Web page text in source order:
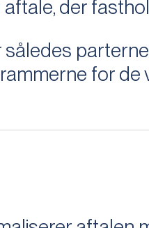
der
således
for de